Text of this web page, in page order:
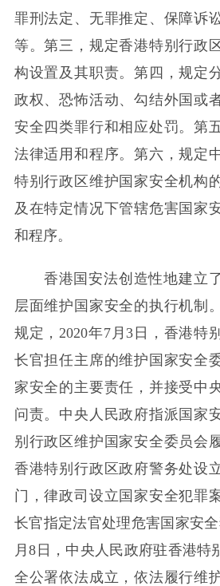
罪刑法定、无罪推定、保障诉
等。第三，规定香港特别行政
构设置及其职责。第四，规定
政权、恐怖活动、勾结外国或
安全四类罪行和相应处罚。第
法律适用和程序。第六，规定
特别行政区维护国家安全机构
及在特定情况下管辖危害国家
和程序。
香港国安法创造性地建立了
层面维护国家安全的执行机制
规定，2020年7月3日，香港特
长官担任主席的维护国家安全
家安全的主要责任，并接受中
问责。中央人民政府指派国家
别行政区维护国家安全委员会
香港特别行政区政府警务处设
门，律政司设立国家安全犯罪
长官指定法官处理危害国家安
月8日，中央人民政府驻香港特
全公署依法成立，依法履行维